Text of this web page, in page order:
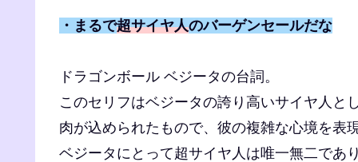
・まるで超サイヤ人のバーゲンセールだな
ドラゴンボール ベジータの台詞。
このセリフはベジータの誇り高いサイヤ人と
肉が込められたもので、彼の複雑な心境を表
ベジータにとって超サイヤ人は唯一無二であ